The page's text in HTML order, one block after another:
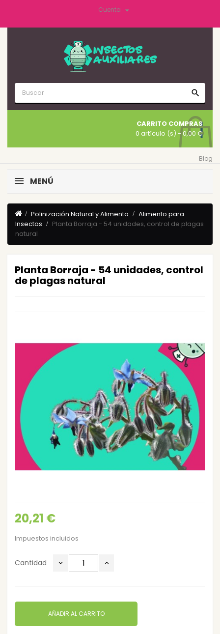
Cuenta 
search
CARRITO COMPRAS
0 artículo (s) - 0,00 €
Blog
MENÚ
Polinización Natural y Alimento
Alimento para
Insectos
Planta Borraja - 54 unidades, control de plagas
natural
Planta Borraja - 54 unidades, control
de plagas natural
20,21 €
Impuestos incluidos
Cantidad
AÑADIR AL CARRITO